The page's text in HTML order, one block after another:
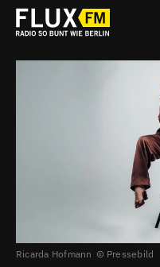
Ricarda Hofmann Pressebild